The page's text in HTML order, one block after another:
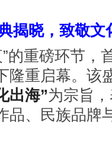
揭晓，致敬文
”的重磅环节，
隆重启幕。该
出海”为宗旨
品、民族品牌